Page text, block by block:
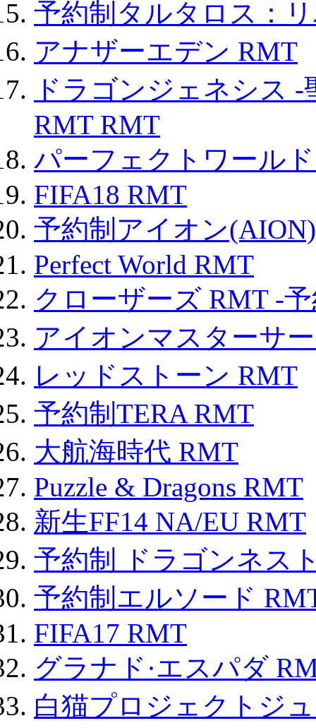
予約制タルタロス：
アナザーエデン RMT
ドラゴンジェネシス
RMT RMT
パーフェクトワール
FIFA18 RMT
予約制アイオン
Perfect World RMT
クローザーズ RMT -
アイオンマスターサ
レッドストーン RMT
予約制TERA RMT
大航海時代 RMT
Puzzle & Dragons RMT
新生FF14 NA/EU RMT
予約制 ドラゴンネス
予約制エルソード
FIFA17 RMT
グラナド·エスパダ
白猫プロジェクトジ